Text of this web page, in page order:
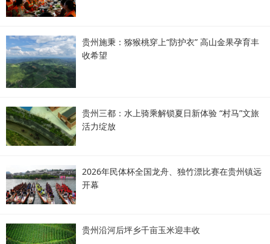
贵州施秉：猕猴桃穿上“防护衣” 高山金果孕育丰
收希望
贵州三都：水上骑乘解锁夏日新体验 “村马”文旅
活力绽放
2026年民体杯全国龙舟、独竹漂比赛在贵州镇远
开幕
贵州沿河后坪乡千亩玉米迎丰收